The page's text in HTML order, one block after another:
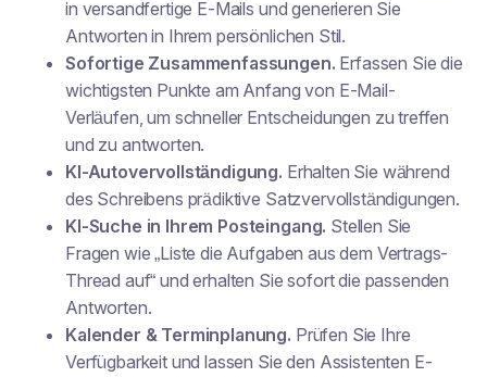
in versandfertige E-Mails und generieren Sie
Antworten in Ihrem persönlichen Stil.
Sofortige Zusammenfassungen. Erfassen Sie die
wichtigsten Punkte am Anfang von E-Mail-
Verläufen, um schneller Entscheidungen zu treffen
und zu antworten.
KI-Autovervollständigung. Erhalten Sie während
des Schreibens prädiktive Satzvervollständigungen.
KI-Suche in Ihrem Posteingang. Stellen Sie
Fragen wie „Liste die Aufgaben aus dem Vertrags-
Thread auf“ und erhalten Sie sofort die passenden
Antworten.
Kalender & Terminplanung. Prüfen Sie Ihre
Verfügbarkeit und lassen Sie den Assistenten E-